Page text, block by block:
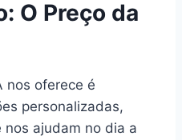
O Preço da
nos oferece é
personalizadas,
ajudam no dia a